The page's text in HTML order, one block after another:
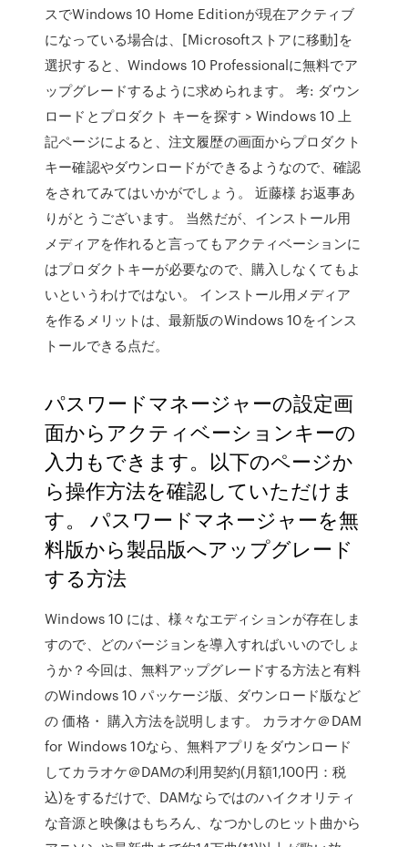
スでWindows 10 Home Editionが現在アクティブ
になっている場合は、[Microsoftストアに移動]を
選択すると、Windows 10 Professionalに無料でア
ップグレードするように求められます。 考: ダウン
ロードとプロダクト キーを探す > Windows 10 上
記ページによると、注文履歴の画面からプロダクト
キー確認やダウンロードができるようなので、確認
をされてみてはいかがでしょう。 近藤様 お返事あ
りがとうございます。 当然だが、インストール用
メディアを作れると言ってもアクティベーションに
はプロダクトキーが必要なので、購入しなくてもよ
いというわけではない。 インストール用メディア
を作るメリットは、最新版のWindows 10をインス
トールできる点だ。
パスワードマネージャーの設定画
面からアクティベーションキーの
入力もできます。以下のページか
ら操作方法を確認していただけま
す。 パスワードマネージャーを無
料版から製品版へアップグレード
する方法
Windows 10 には、様々なエディションが存在しま
すので、どのバージョンを導入すればいいのでしょ
うか？今回は、無料アップグレードする方法と有料
のWindows 10 パッケージ版、ダウンロード版など
の 価格・ 購入方法を説明します。 カラオケ＠DAM
for Windows 10なら、無料アプリをダウンロード
してカラオケ＠DAMの利用契約(月額1,100円：税
込)をするだけで、DAMならではのハイクオリティ
な音源と映像はもちろん、なつかしのヒット曲から